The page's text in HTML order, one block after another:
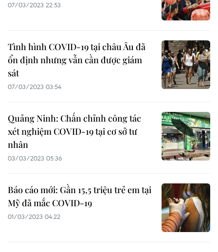
07/03/2023 22:53
Tình hình COVID-19 tại châu Âu đã
ổn định nhưng vẫn cần được giám
sát
07/03/2023 03:54
Quảng Ninh: Chấn chỉnh công tác
xét nghiệm COVID-19 tại cơ sở tư
nhân
03/03/2023 05:36
Báo cáo mới: Gần 15,5 triệu trẻ em tại
Mỹ đã mắc COVID-19
01/03/2023 04:22